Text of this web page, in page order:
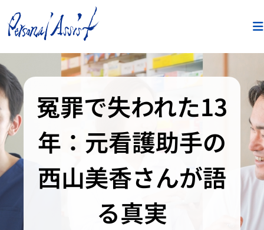
冤罪で失われた13
年：元看護助手の
西山美香さんが語
る真実